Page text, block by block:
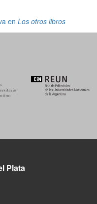
en Los otros libros
Plata